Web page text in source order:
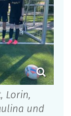
Lorin,
und